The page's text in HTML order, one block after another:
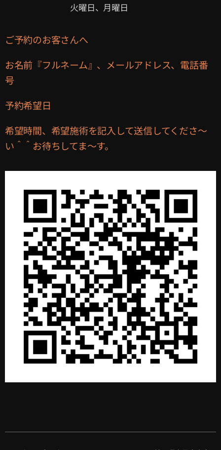
火曜日、月曜日
ご予約のお客さんへ
お名前『フルネーム』、メールアドレス、電話番
号
予約希望日
希望時間、希望施術を記入して送信してくださ〜
い＾＾お待ちしてま〜す。